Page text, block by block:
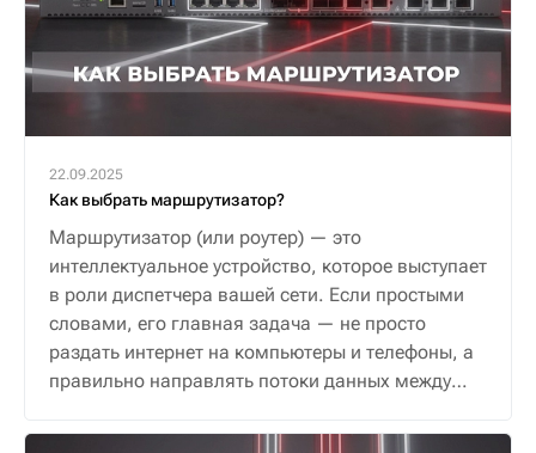
22.09.2025
Как выбрать маршрутизатор?
Маршрутизатор (или роутер) — это
интеллектуальное устройство, которое выступает
в роли диспетчера вашей сети. Если простыми
словами, его главная задача — не просто
раздать интернет на компьютеры и телефоны, а
правильно направлять потоки данных между
и безопасную связь.